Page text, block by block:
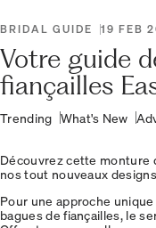
BRIDAL GUIDE 19 FEB
Votre guide
fiançailles
Trending What's New
Découvrez cette monture
nos tout nouveaux
Pour une approche
bagues de fiançailles, le